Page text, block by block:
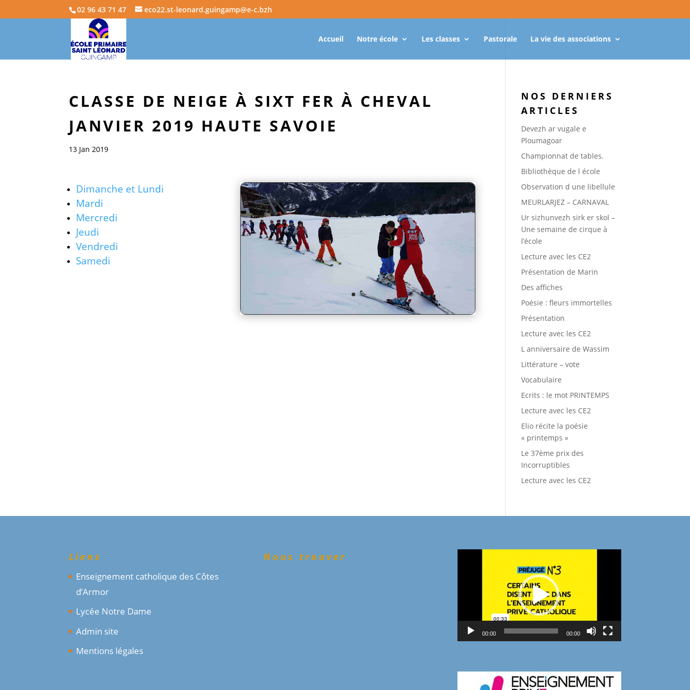
02 96 43 71 47 eco22.st-leonard.guingamp@e-c.bzh
Accueil Notre école Les classes Pastorale La vie des associations
CLASSE DE NEIGE À SIXT FER À CHEVAL
JANVIER 2019 HAUTE SAVOIE
13 Jan 2019
Dimanche et Lundi
Mardi
Mercredi
Jeudi
Vendredi
Samedi
NOS DERNIERS
ARTICLES
Devezh ar vugale e
Ploumagoar
Championnat de tables.
Bibliothèque de l école
Observation d une libellule
MEURLARJEZ – CARNAVAL
Ur sizhunvezh sirk er skol –
Une semaine de cirque à
l’école
Lecture avec les CE2
Présentation de Marin
Des affiches
Poésie : fleurs immortelles
Présentation
Lecture avec les CE2
L anniversaire de Wassim
Littérature – vote
Vocabulaire
Ecrits : le mot PRINTEMPS
Lecture avec les CE2
Elio récite la poésie
« printemps »
Le 37ème prix des
Incorruptibles
Lecture avec les CE2
Liens
Enseignement catholique des Côtes
d’Armor
Lycée Notre Dame
Admin site
Mentions légales
Nous trouver
00:00 00:00